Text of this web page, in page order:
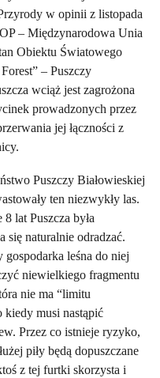
w opinii z listopada
– Międzynarodowa Unia
Obiektu Światowego
– Puszczy
wciąż jest zagrożona
prowadzonych przez
jej łączności z
Puszczy Białowieskiej
ten niezwykły las.
lat Puszcza była
się naturalnie odradzać.
leśna do niej
niewielkiego fragmentu
nie ma “limitu
kiedy musi nastąpić
Przez co istnieje ryzyko,
piły będą dopuszczane
z tej furtki skorzysta i